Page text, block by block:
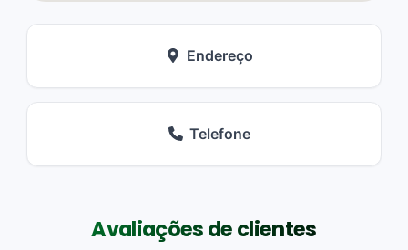
Endereço
Telefone
Avaliações de clientes